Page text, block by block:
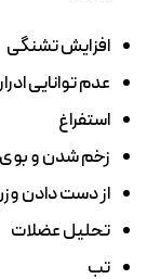
افزایش تشنگی
عدم توانایی
استفراغ
زخم شدن و‌
از دست دادن
تحلیل عضلات
تب